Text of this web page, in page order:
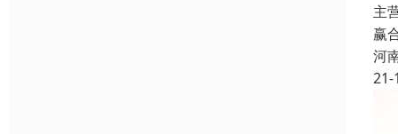
主
赢
河
21-